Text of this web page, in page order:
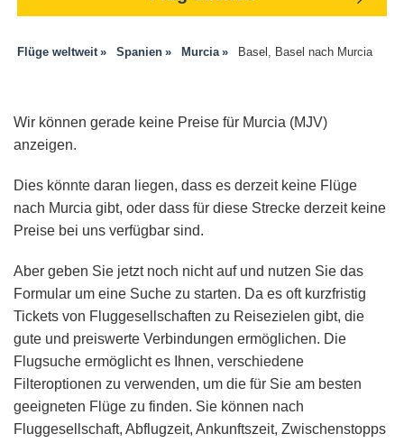
Flüge weltweit Spanien Murcia Basel, Basel nach Murcia
Wir können gerade keine Preise für Murcia (MJV)
anzeigen.
Dies könnte daran liegen, dass es derzeit keine Flüge
nach Murcia gibt, oder dass für diese Strecke derzeit keine
Preise bei uns verfügbar sind.
Aber geben Sie jetzt noch nicht auf und nutzen Sie das
Formular um eine Suche zu starten. Da es oft kurzfristig
Tickets von Fluggesellschaften zu Reisezielen gibt, die
gute und preiswerte Verbindungen ermöglichen. Die
Flugsuche ermöglicht es Ihnen, verschiedene
Filteroptionen zu verwenden, um die für Sie am besten
geeigneten Flüge zu finden. Sie können nach
Fluggesellschaft, Abflugzeit, Ankunftszeit, Zwischenstopps